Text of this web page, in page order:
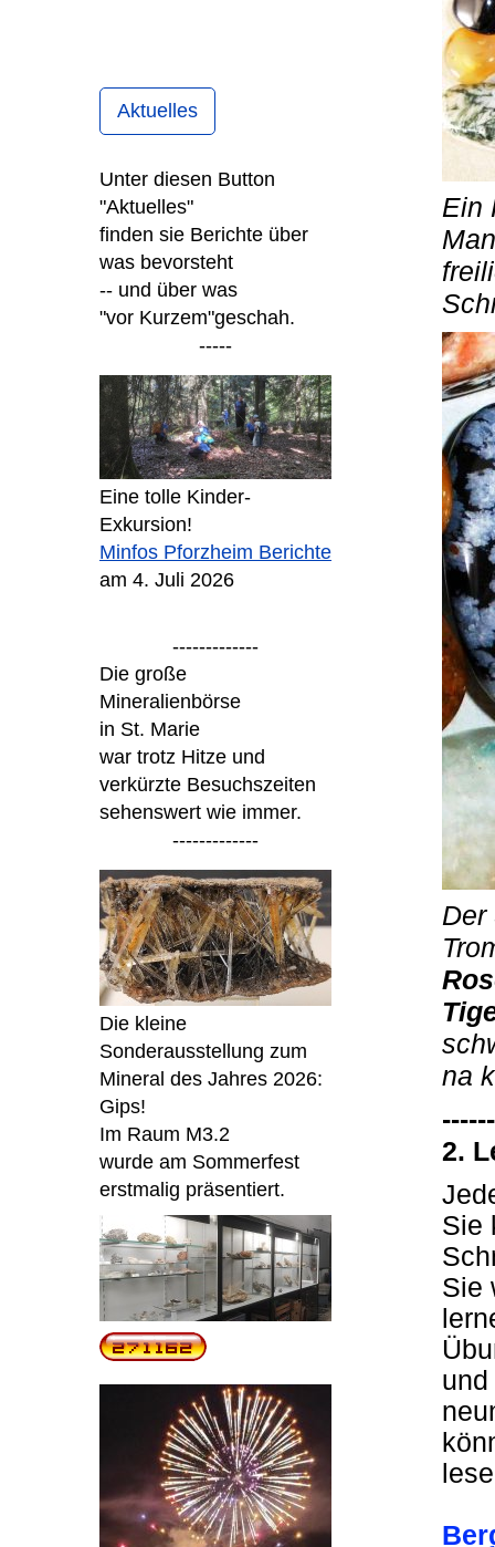
Aktuelles
Unter diesen Button
"Aktuelles"
finden sie Berichte über
was bevorsteht
-- und über was
"vor Kurzem"geschah.
-----
Eine tolle Kinder-
Exkursion!
Minfos Pforzheim Berichte
am 4. Juli 2026
-------------
Die große
Mineralienbörse
in St. Marie
war trotz Hitze und
verkürzte Besuchszeiten
sehenswert wie immer.
-------------
Die kleine
Sonderausstellung zum
Mineral des Jahres 2026:
Gips!
Im Raum M3.2
wurde am Sommerfest
erstmalig präsentiert.
Ein
Der
na
2.
Sie
Sie